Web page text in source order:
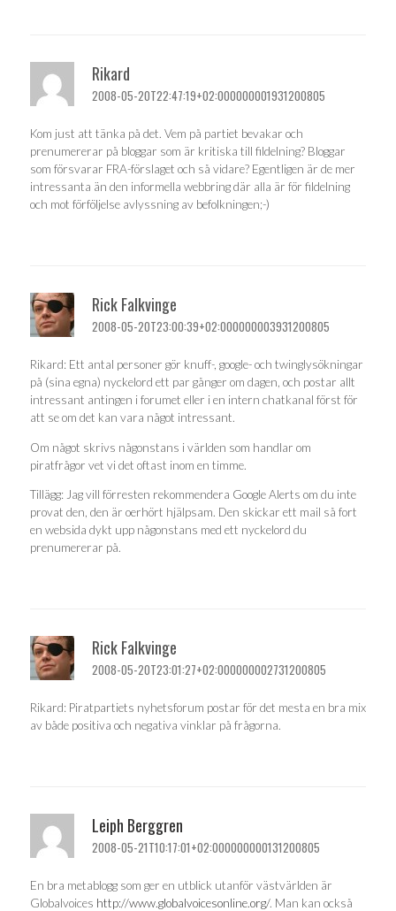
Rikard
2008-05-20T22:47:19+02:000000001931200805
Kom just att tänka på det. Vem på partiet bevakar och
prenumererar på bloggar som är kritiska till fildelning? Bloggar
som försvarar FRA-förslaget och så vidare? Egentligen är de mer
intressanta än den informella webbring där alla är för fildelning
och mot förföljelse avlyssning av befolkningen;-)
Rick Falkvinge
2008-05-20T23:00:39+02:000000003931200805
Rikard: Ett antal personer gör knuff-, google- och twinglysökningar
på (sina egna) nyckelord ett par gånger om dagen, och postar allt
intressant antingen i forumet eller i en intern chatkanal först för
att se om det kan vara något intressant.
Om något skrivs någonstans i världen som handlar om
piratfrågor vet vi det oftast inom en timme.
Tillägg: Jag vill förresten rekommendera Google Alerts om du inte
provat den, den är oerhört hjälpsam. Den skickar ett mail så fort
en websida dykt upp någonstans med ett nyckelord du
prenumererar på.
Rick Falkvinge
2008-05-20T23:01:27+02:000000002731200805
Rikard: Piratpartiets nyhetsforum postar för det mesta en bra mix
av både positiva och negativa vinklar på frågorna.
Leiph Berggren
2008-05-21T10:17:01+02:000000000131200805
En bra metablogg som ger en utblick utanför västvärlden är
Globalvoices http://www.globalvoicesonline.org/. Man kan också